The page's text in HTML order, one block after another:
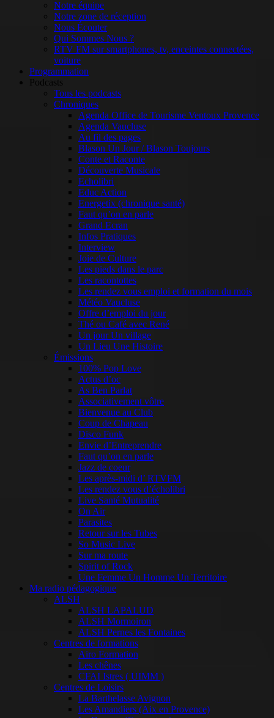
Notre équipe
Notre zone de réception
Nous Écouter
Qui Sommes Nous ?
RTV FM sur smartphones, tv, enceintes connectées,
voiture
Programmation
Podcasts
Tous les podcasts
Chroniques
Agenda Office de Tourisme Ventoux Provence
Agenda Vaucluse
Au fil des pages
Blason Un Jour / Blason Toujours
Conte et Raconte
Découverte Musicale
Echolibri
Educ Action
Energetix (chronique santé)
Faut qu’on en parle
Grand Ecran
Infos Pratiques
Interview
Joie de Culture
Les pieds dans le parc
Les racontottes
Les rendez vous emploi et formation du mois
Météo Vaucluse
Offre d’emploi du jour
Thé ou Café avec René
Un jour Un village
Un Lieu Une Histoire
Émissions
100% Pop Love
Actus d’oc
As Ben Parlat
Associativement vôtre
Bienvenue au Club
Coup de Chapeau
Disco Funk
Envie d’Entreprendre
Faut qu’on en parle
Jazz de coeur
Les après-midi d’ RTVFM
Les rendez vous d’écholibri
Live Santé Mutualité
On Air
Parasites
Retour sur les Tubes
So Music Live
Sur ma route
Spirit of Rock
Une Femme Un Homme Un Territoire
Ma radio pédagogique
ALSH
ALSH LAPALUD
ALSH Mormoiron
ALSH Pernes les Fontaines
Centres de formations
Airo Formation
Les chênes
CFAI Istres ( UIMM )
Centres de Loisirs
La Barthelasse Avignon
Les Amandiers (Aix en Provence)